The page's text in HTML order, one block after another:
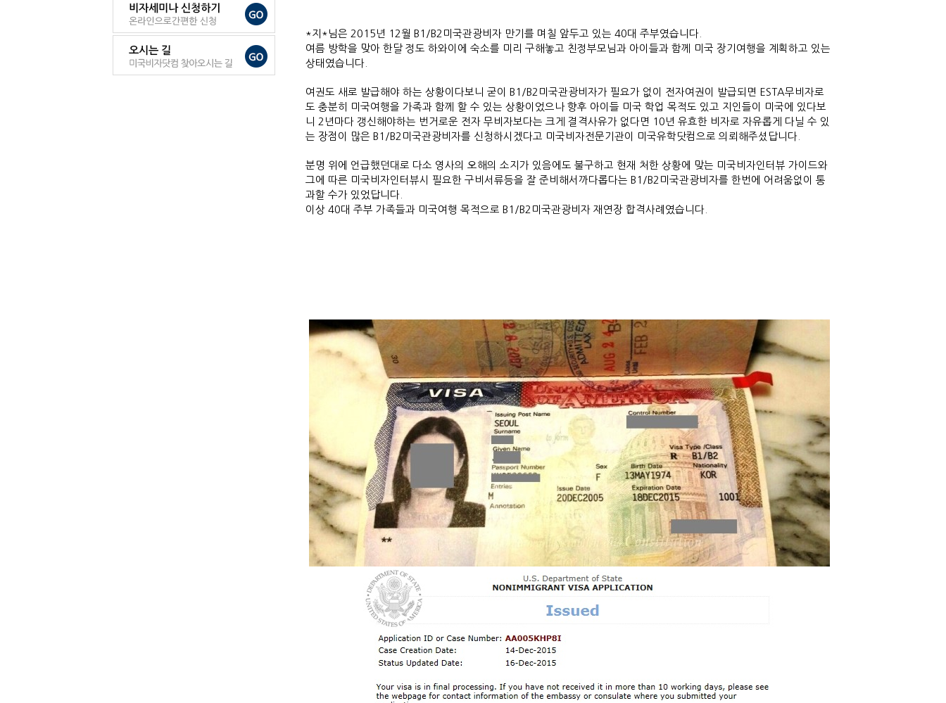
*지*님은 2015년 12월 B1/B2미국관광비자 만기를 며칠 앞두고 있는 40대 주부였습니다.
여름 방학을 맞아 한달 정도 하와이에 숙소를 미리 구해놓고 친정부모님과 아이들과 함께 미국 장기여행을 계획하고 있는
상태였습니다.
여권도 새로 발급해야 하는 상황이다보니 굳이 B1/B2미국관광비자가 필요가 없이 전자여권이 발급되면 ESTA무비자로
도 충분히 미국여행을 가족과 함께 할 수 있는 상황이었으나 향후 아이들 미국 학업 목적도 있고 지인들이 미국에 있다보
니 2년마다 갱신해야하는 번거로운 전자 무비자보다는 크게 결격사유가 없다면 10년 유효한 비자로 자유롭게 다닐 수 있
는 장점이 많은 B1/B2미국관광비자를 신청하시겠다고 미국비자전문기관이 미국유학닷컴으로 의뢰해주셨답니다.
분명 위에 언급했던대로 다소 영사의 오해의 소지가 있음에도 불구하고 현재 처한 상황에
맞는 미국비자인터뷰 가이드와
그에 따른 미국비자인터뷰시 필요한 구비서류등을 잘 준비해서까다롭다는 B1/B2미국관광비자를 한번에 어려움없이 통
과할 수가 있었답니다.
이상 40대 주부 가족들과 미국여행 목적으로 B1/B2미국관광비자 재연장 합격사례였습니다.